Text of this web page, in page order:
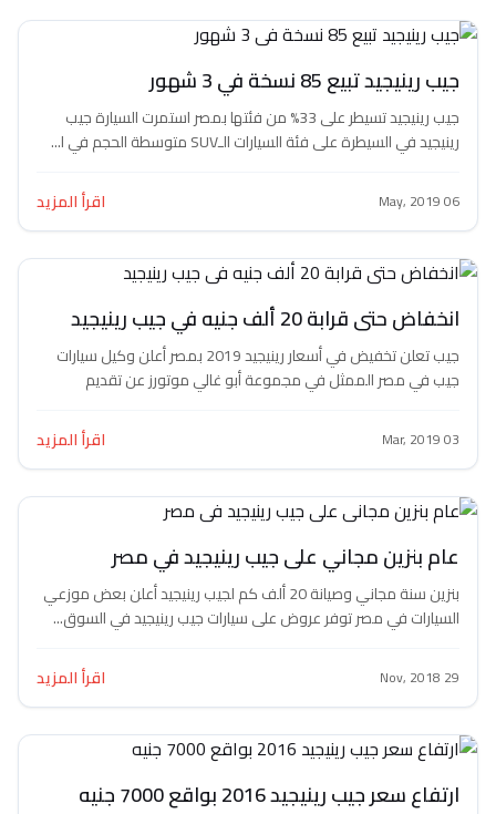
جيب رينيجيد تبيع 85 نسخة في 3 شهور
جيب رينيجيد تسيطر على 33% من فئتها بمصر استمرت السيارة جيب
رينيجيد في السيطرة على فئة السيارات الـSUV متوسطة الحجم في ا...
06 May, 2019 اقرأ المزيد
انخفاض حتى قرابة 20 ألف جنيه في جيب رينيجيد
جيب تعلن تخفيض في أسعار رينيجيد 2019 بمصر أعلن وكيل سيارات
جيب في مصر الممثل في مجموعة أبو غالي موتورز عن تقديم
03 Mar, 2019 اقرأ المزيد
عام بنزين مجاني على جيب رينيجيد في مصر
بنزين سنة مجاني وصيانة 20 ألف كم لجيب رينيجيد أعلن بعض موزعي
السيارات في مصر توفر عروض على سيارات جيب رينيجيد في السوق...
29 Nov, 2018 اقرأ المزيد
ارتفاع سعر جيب رينيجيد 2016 بواقع 7000 جنيه